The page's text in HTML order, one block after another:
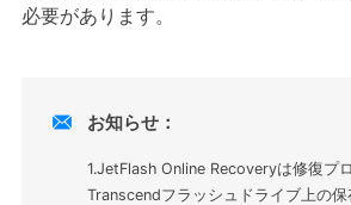
必要があります。
 お知らせ：
1.JetFlash Online Recoveryは修復プ
Transcendフラッシュドライブ上の